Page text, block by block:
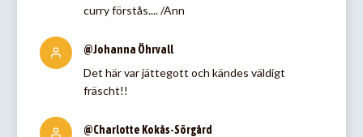
curry förstås.... /Ann
@Johanna Öhrvall
Det här var jättegott och kändes väldigt
fräscht!!
@Charlotte Kokås-Sörgård